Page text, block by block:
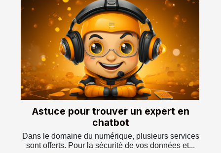
Astuce pour trouver un expert en
chatbot
Dans le domaine du numérique, plusieurs services
sont offerts. Pour la sécurité de vos données et...